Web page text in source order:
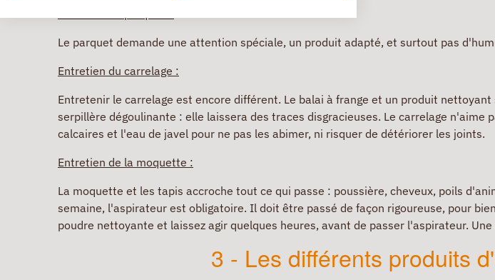
Le parquet demande une attention spéciale, un produit adapté, et surtout pas
Entretien du carrelage :
Entretenir le carrelage est encore différent. Le balai à frange et un produit
serpillère dégoulinante : elle laissera des traces disgracieuses. Le carrelage
calcaires et l'eau de javel pour ne pas les abimer, ni risquer de détériorer les joints.
Entretien de la moquette :
La moquette et les tapis accroche tout ce qui passe : poussière, cheveux, poils
semaine, l'aspirateur est obligatoire. Il doit être passé de façon rigoureuse, pour
poudre nettoyante et laissez agir quelques heures, avant de passer l'aspirateur.
3 - Les différents produits